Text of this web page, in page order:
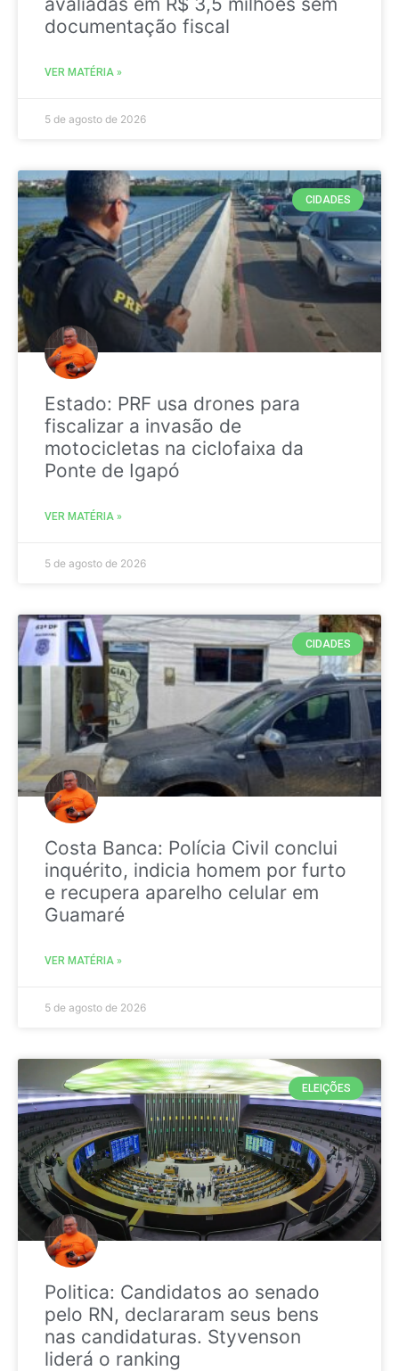
documentação fiscal
VER MATÉRIA »
5 de agosto de 2026
CIDADES
Estado: PRF usa drones para
fiscalizar a invasão de
motocicletas na ciclofaixa da
Ponte de Igapó
VER MATÉRIA »
5 de agosto de 2026
CIDADES
Costa Banca: Polícia Civil conclui
inquérito, indicia homem por furto
e recupera aparelho celular em
Guamaré
VER MATÉRIA »
5 de agosto de 2026
ELEIÇÕES
Politica: Candidatos ao senado
pelo RN, declararam seus bens
nas candidaturas. Styvenson
liderá o ranking